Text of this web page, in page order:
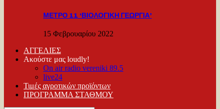
ΜΕΤΡΟ 11 ‘ΒΙΟΛΟΓΙΚΗ ΓΕΩΡΓΙΑ’
15 Φεβρουαρίου 2022
ΑΓΓΕΛΙΕΣ
Ακούστε μας loudly!
On air radio vereniki 89.5
live24
Τιμές αγροτικών προϊόντων
ΠΡΟΓΡΑΜΜΑ ΣΤΑΘΜΟΥ